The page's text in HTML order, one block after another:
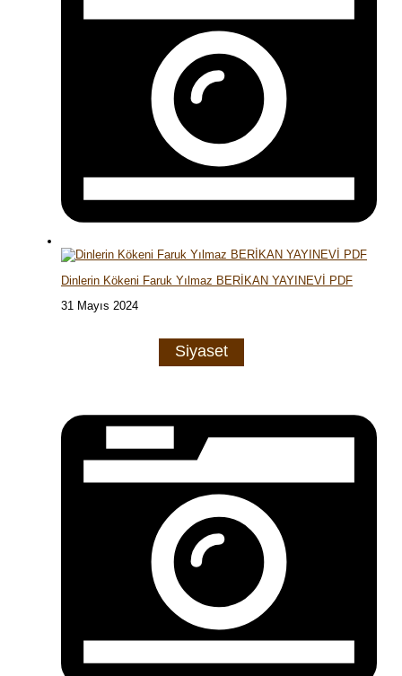
Dinlerin Kökeni Faruk Yılmaz BERİKAN YAYINEVİ PDF
31 Mayıs 2024
Siyaset